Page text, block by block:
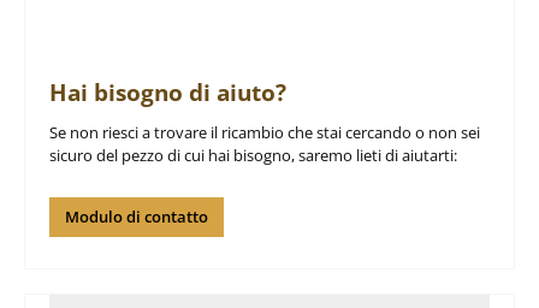
Hai bisogno di aiuto?
Se non riesci a trovare il ricambio che stai cercando o non sei
sicuro del pezzo di cui hai bisogno, saremo lieti di aiutarti:
Modulo di contatto